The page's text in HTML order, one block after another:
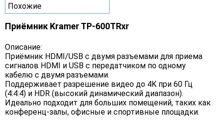
Похожие
Приёмник Kramer TP-600TRxr
Описание:
Приёмник HDMI/USB с двумя разъемами для приема
сигналов HDMI и USB с передатчиком по одному
кабелю с двумя разъемами.
Поддерживает разрешение видео до 4K при 60 Гц
(4:4:4) и HDR (высокий динамический диапазон).
Идеально подходит для больших помещений, таких как
конференц-залы, офисные и спортивные площадки.